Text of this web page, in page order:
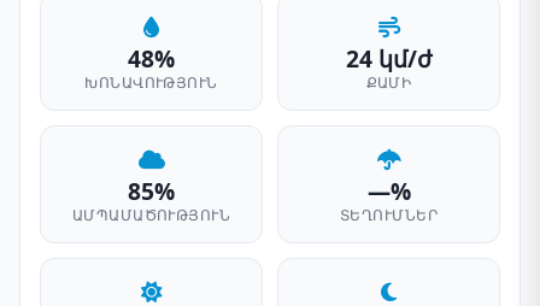
48%
ԽՈՆԱՎՈՒԹՅՈՒՆ
24 կմ/ժ
ՔԱՄԻ
85%
ԱՄՊԱՄԱԾՈՒԹՅՈՒՆ
—%
ՏԵՂՈՒՄՆԵՐ